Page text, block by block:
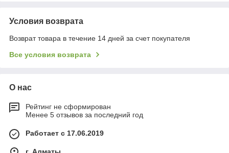
Условия возврата
Возврат товара в течение 14 дней за счет покупателя
Все условия возврата
О нас
Рейтинг не сформирован
Менее 5 отзывов за последний год
Работает с 17.06.2019
г. Алматы